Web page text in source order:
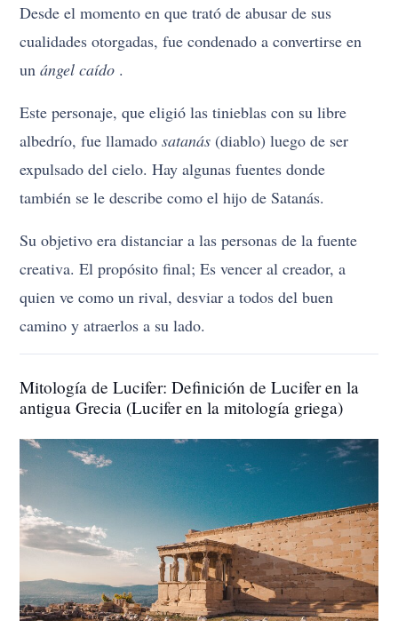
Desde el momento en que trató de abusar de sus
cualidades otorgadas, fue condenado a convertirse en
unángel caído .
Este personaje, que eligió las tinieblas con su libre
albedrío, fue llamadosatanás (diablo) luego de ser
expulsado del cielo. Hay algunas fuentes donde
también se le describe como el hijo de Satanás.
Su objetivo era distanciar a las personas de la fuente
creativa. El propósito final; Es vencer al creador, a
quien ve como un rival, desviar a todos del buen
camino y atraerlos a su lado.
Mitología de Lucifer: Definición de Lucifer en la
antigua Grecia (Lucifer en la mitología griega)